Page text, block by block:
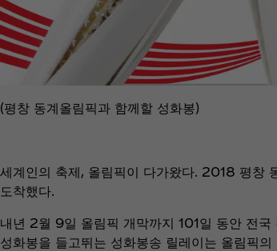
(평창 동계올림픽과 함께할 성화봉)
세계인의 축제, 올림픽이 다가왔다. 2018 평창
도착했다.
내년 2월 9일 올림픽 개막까지 101일 동안 전국
성화봉을 들고뛰는 성화봉송 릴레이는 올림픽